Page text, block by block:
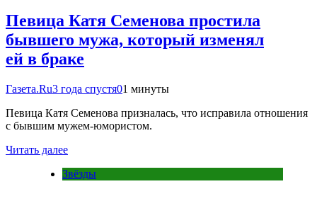
Певица Катя Семенова простила
бывшего мужа, который изменял
ей в браке
Газета.Ru3 года спустя01 минуты
Певица Катя Семенова призналась, что исправила отношения
с бывшим мужем-юмористом.
Читать далее
Звёзды